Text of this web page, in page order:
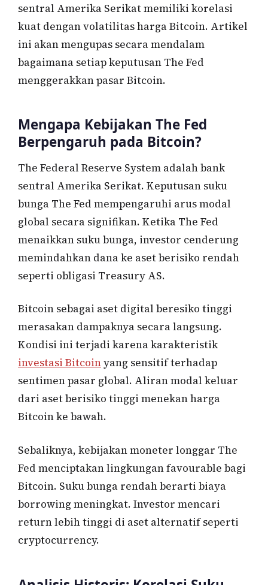
sentral Amerika Serikat memiliki korelasi
kuat dengan volatilitas harga Bitcoin. Artikel
ini akan mengupas secara mendalam
bagaimana setiap keputusan The Fed
menggerakkan pasar Bitcoin.
Mengapa Kebijakan The Fed
Berpengaruh pada Bitcoin?
The Federal Reserve System adalah bank
sentral Amerika Serikat. Keputusan suku
bunga The Fed mempengaruhi arus modal
global secara signifikan. Ketika The Fed
menaikkan suku bunga, investor cenderung
memindahkan dana ke aset berisiko rendah
seperti obligasi Treasury AS.
Bitcoin sebagai aset digital beresiko tinggi
merasakan dampaknya secara langsung.
Kondisi ini terjadi karena karakteristik
investasi Bitcoinyang sensitif terhadap
sentimen pasar global. Aliran modal keluar
dari aset berisiko tinggi menekan harga
Bitcoin ke bawah.
Sebaliknya, kebijakan moneter longgar The
Fed menciptakan lingkungan favourable bagi
Bitcoin. Suku bunga rendah berarti biaya
borrowing meningkat. Investor mencari
return lebih tinggi di aset alternatif seperti
cryptocurrency.